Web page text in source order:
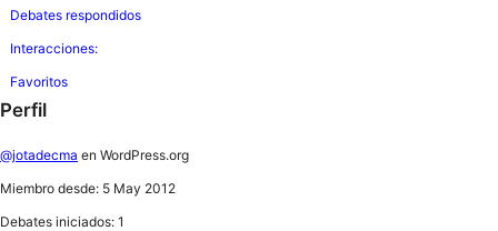
Debates respondidos
Interacciones:
Favoritos
Perfil
@jotadecma en WordPress.org
Miembro desde: 5 May 2012
Debates iniciados: 1